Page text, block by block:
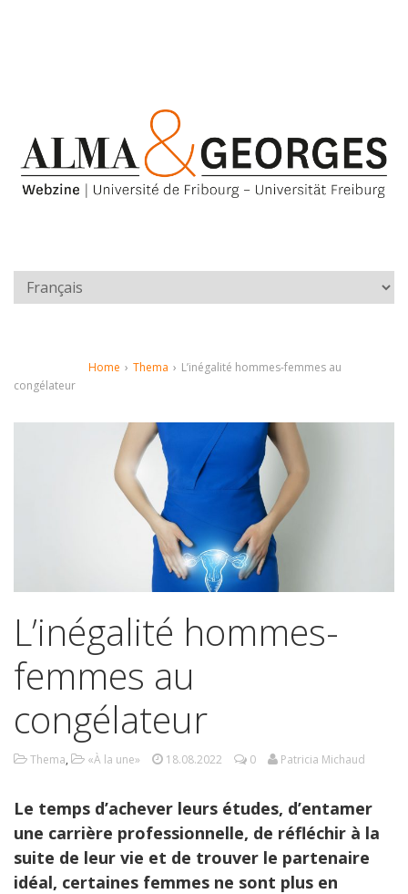
Home › Thema › L’inégalité hommes-femmes au
congélateur
L’inégalité hommes-
femmes au
congélateur
Thema, «À la une» 18.08.2022 0 Patricia Michaud
Le temps d’achever leurs études, d’entamer
une carrière professionnelle, de réfléchir à la
suite de leur vie et de trouver le partenaire
idéal, certaines femmes ne sont plus en